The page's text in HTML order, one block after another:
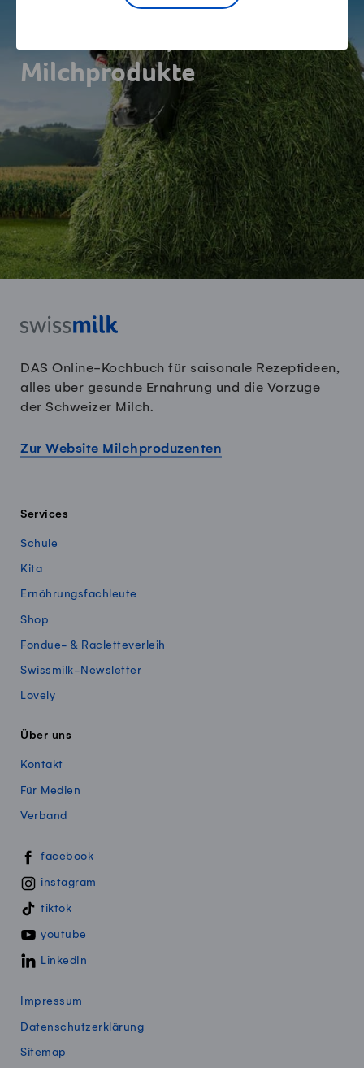
Wir Schweizer Bauern,
unsere Kühe, unsere
Milchprodukte
DAS Online-Kochbuch für saisonale Rezeptideen,
alles über gesunde Ernährung und die Vorzüge
der Schweizer Milch.
Zur Website Milchproduzenten
Services
Schule
Kita
Ernährungsfachleute
Shop
Fondue- & Racletteverleih
Swissmilk-Newsletter
Lovely
Über uns
Kontakt
Für Medien
Verband
Swissmillk auf Social Media
facebook
instagram
tiktok
youtube
LinkedIn
Impressum
Datenschutzerklärung
Sitemap